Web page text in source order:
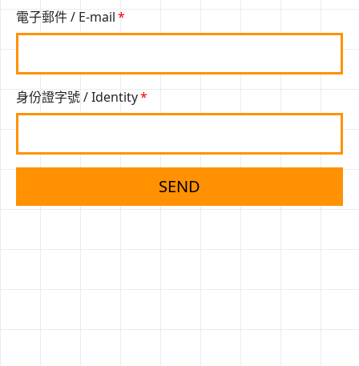
電子郵件 / E-mail
身份證字號 / Identity
SEND